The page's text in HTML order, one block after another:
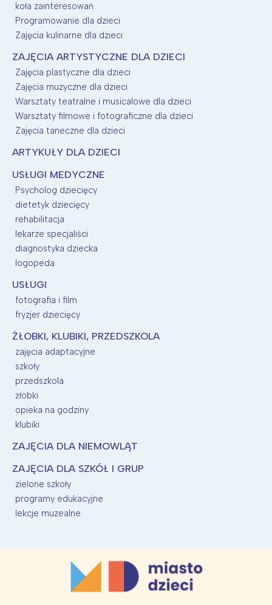
koła zainteresowań
Programowanie dla dzieci
Zajęcia kulinarne dla dzieci
ZAJĘCIA ARTYSTYCZNE DLA DZIECI
Zajęcia plastyczne dla dzieci
Zajęcia muzyczne dla dzieci
Warsztaty teatralne i musicalowe dla dzieci
Warsztaty filmowe i fotograficzne dla dzieci
Zajęcia taneczne dla dzieci
ARTYKUŁY DLA DZIECI
USŁUGI MEDYCZNE
Psycholog dziecięcy
dietetyk dziecięcy
rehabilitacja
lekarze specjaliści
diagnostyka dziecka
logopeda
USŁUGI
fotografia i film
fryzjer dziecięcy
ŻŁOBKI, KLUBIKI, PRZEDSZKOLA
zajęcia adaptacyjne
szkoły
przedszkola
żłobki
opieka na godziny
klubiki
ZAJĘCIA DLA NIEMOWLĄT
ZAJĘCIA DLA SZKÓŁ I GRUP
zielone szkoły
programy edukacyjne
lekcje muzealne